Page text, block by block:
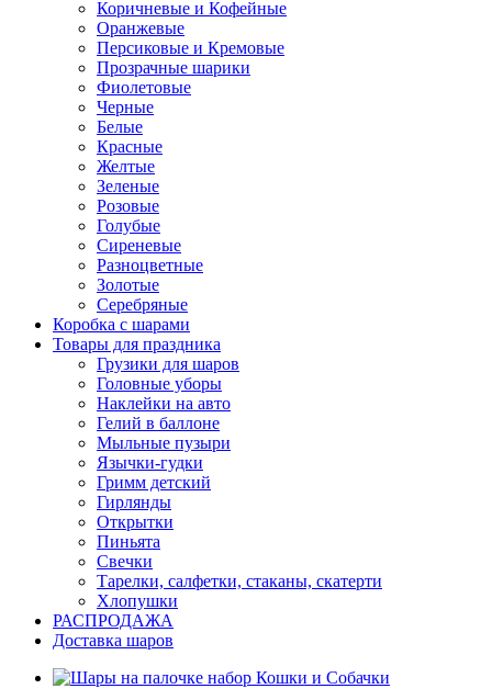
Коричневые и Кофейные
Оранжевые
Персиковые и Кремовые
Прозрачные шарики
Фиолетовые
Черные
Белые
Красные
Желтые
Зеленые
Розовые
Голубые
Сиреневые
Разноцветные
Золотые
Серебряные
Коробка с шарами
Товары для праздника
Грузики для шаров
Головные уборы
Наклейки на авто
Гелий в баллоне
Мыльные пузыри
Язычки-гудки
Гримм детский
Гирлянды
Открытки
Пиньята
Свечки
Тарелки, салфетки, стаканы, скатерти
Хлопушки
РАСПРОДАЖА
Доставка шаров